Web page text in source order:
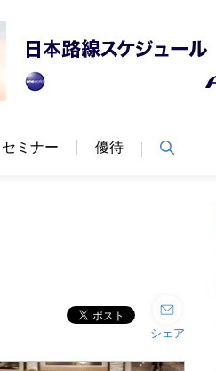
ミナー 優待
シェア